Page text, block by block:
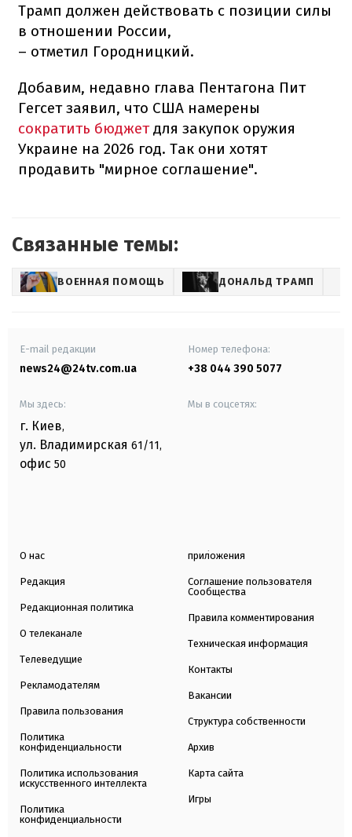
Трамп должен действовать с позиции силы
в отношении России,
– отметил Городницкий.
Добавим, недавно глава Пентагона Пит
Гегсет заявил, что США намерены
сократить бюджетдля закупок оружия
Украине на 2026 год. Так они хотят
продавить "мирное соглашение".
Связанные темы:
ВОЕННАЯ ПОМОЩЬ ДОНАЛЬД ТРАМП
E-mail редакции
news24@24tv.com.ua
Номер телефона:
+38 044 390 5077
Мы здесь:
г. Киев,
ул. Владимирская 61/11,
офис 50
Мы в соцсетях:
О нас
Редакция
Редакционная политика
О телеканале
Телеведущие
Рекламодателям
Правила пользования
Политика
конфиденциальности
Политика использования
искусственного интеллекта
Политика
конфиденциальности
приложения
Соглашение пользователя
Сообщества
Правила комментирования
Техническая информация
Контакты
Вакансии
Структура собственности
Архив
Карта сайта
Игры